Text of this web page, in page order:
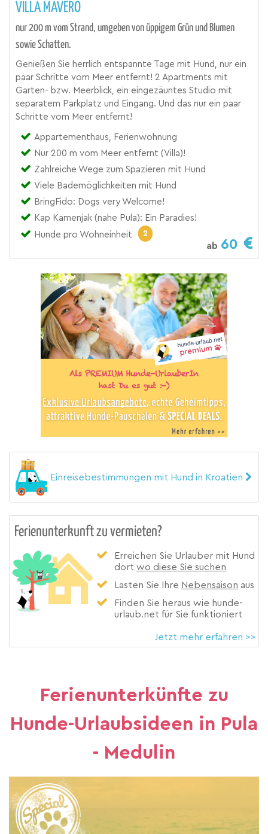
VILLA MAVERO
nur 200 m vom Strand, umgeben von üppigem Grün und Blumen
sowie Schatten.
Genießen Sie herrlich entspannte Tage mit Hund, nur ein
paar Schritte vom Meer entfernt! 2 Apartments mit
Garten- bzw. Meerblick, ein eingezäuntes Studio mit
separatem Parkplatz und Eingang. Und das nur ein paar
Schritte vom Meer entfernt!
Appartementhaus, Ferienwohnung
Nur 200 m vom Meer entfernt (Villa)!
Zahlreiche Wege zum Spazieren mit Hund
Viele Bademöglichkeiten mit Hund
BringFido: Dogs very Welcome!
Kap Kamenjak (nahe Pula): Ein Paradies!
Hunde pro Wohneinheit
2
ab 60
Einreisebestimmungen mit Hund in Kroatien
Ferienunterkunft zu vermieten?
Erreichen Sie Urlauber mit Hund
dort wo diese Sie suchen
Lasten Sie Ihre Nebensaison aus
Finden Sie heraus wie hunde-
urlaub.net für Sie funktioniert
Jetzt mehr erfahren >>
Ferienunterkünfte zu
Hunde-Urlaubsideen in Pula
- Medulin